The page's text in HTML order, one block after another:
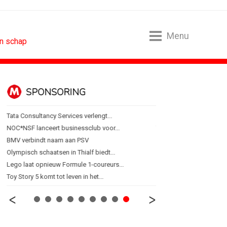
schap
Menu
SPONSORING
Tata Consultancy Services verlengt...
NOC*NSF lanceert businessclub voor...
BMV verbindt naam aan PSV
Olympisch schaatsen in Thialf biedt...
Lego laat opnieuw Formule 1-coureurs...
Toy Story 5 komt tot leven in het...